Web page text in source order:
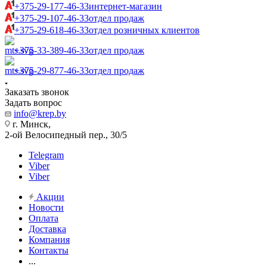
+375-29-177-46-33интернет-магазин
+375-29-107-46-33отдел продаж
+375-29-618-46-33отдел розничных клиентов
+375-33-389-46-33отдел продаж
+375-29-877-46-33отдел продаж
Заказать звонок
Задать вопрос
info@krep.by
г. Минск,
2-ой Велосипедный пер., 30/5
Telegram
Viber
Viber
Акции
Новости
Оплата
Доставка
Компания
Контакты
...